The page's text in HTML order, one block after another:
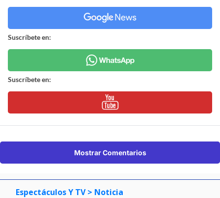
Suscríbete en:
Suscríbete en:
Mostrar Comentarios
Espectáculos Y TV > Noticia